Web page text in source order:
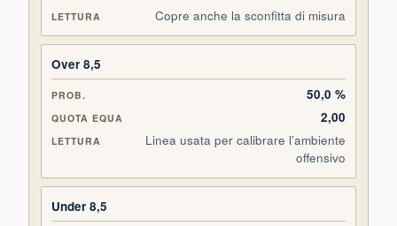
Copre anche la sconfitta di misura
Over 8,5
50,0 %
2,00
Linea usata per calibrare l’ambiente
offensivo
Under 8,5